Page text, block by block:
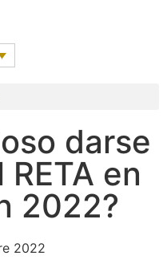
darse
en
2022?
2022